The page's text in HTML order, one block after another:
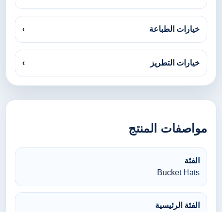
خيارات الطباعة ›
خيارات التطريز ›
مواصفات المنتج
الفئة
Bucket Hats
الفئة الرئيسية